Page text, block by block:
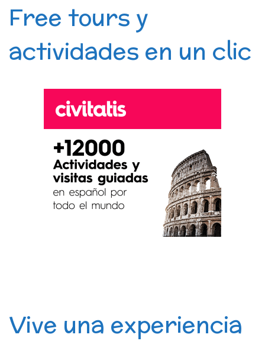
Free tours y
actividades en un clic
Vive una experiencia